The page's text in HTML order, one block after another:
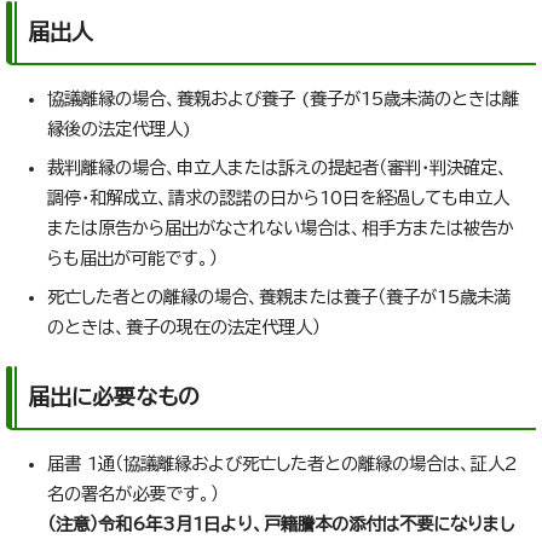
届出人
協議離縁の場合、養親および養子 (養子が15歳未満のときは離
縁後の法定代理人)
裁判離縁の場合、申立人または訴えの提起者（審判・判決確定、
調停・和解成立、請求の認諾の日から10日を経過しても申立人
または原告から届出がなされない場合は、相手方または被告か
らも届出が可能です。）
死亡した者との離縁の場合、養親または養子（養子が15歳未満
のときは、養子の現在の法定代理人）
届出に必要なもの
届書 1通（協議離縁および死亡した者との離縁の場合は、証人2
名の署名が必要です。）
（注意）令和6年3月1日より、戸籍謄本の添付は不要になりまし